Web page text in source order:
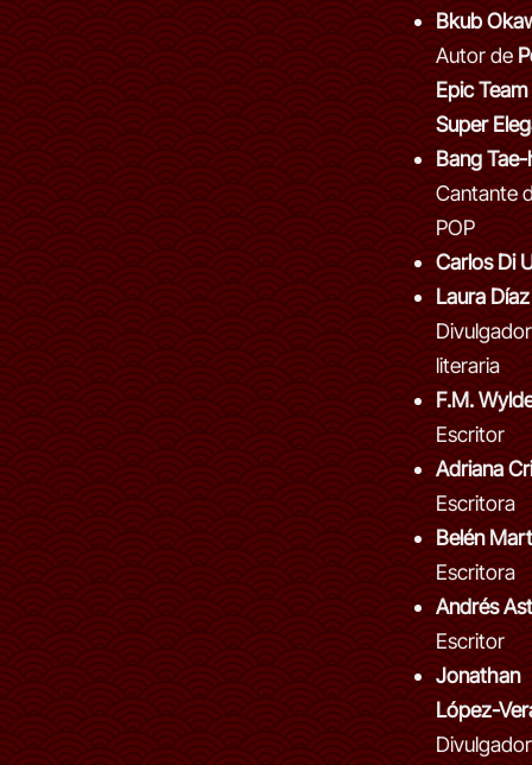
Bkub
Autor de
Epic Team
Super
Bang
Cantante
POP
Carlos Di
Laura Díaz
literaria
F.M.
Escritor
Adriana
Escritora
Belén
Escritora
Andrés
Escritor
Jonathan
López-